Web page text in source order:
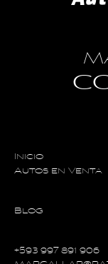
Inicio
Autos en Venta
Blog
+593 997 891 906